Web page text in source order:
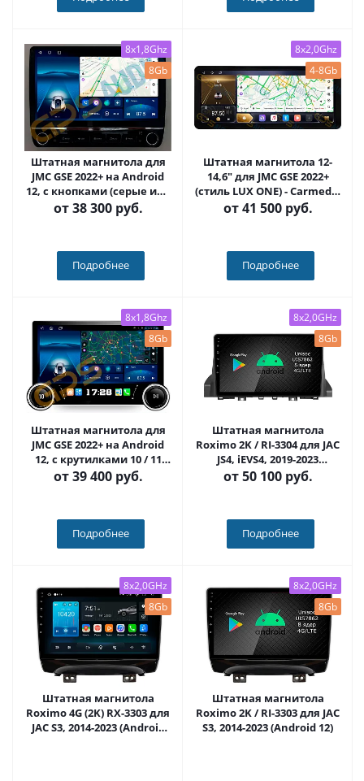
8x1,8Ghz
8Gb
Штатная магнитола для
JMC GSE 2022+ на Android
12, с кнопками (серые или
черные) QLED - Carmedia
HP-JC2022+KP-KN(BN)
от38 300 руб.
Подробнее
8x2,0Ghz
4-8Gb
Штатная магнитола 12-
14,6" для JMC GSE 2022+
(стиль LUX ONE) - Carmedia
HP-JC2022
от41 500 руб.
Подробнее
8x1,8Ghz
8Gb
Штатная магнитола для
JMC GSE 2022+ на Android
12, с крутилками 10 / 11
дюймов QLED 2K -
Carmedia HP-JC2022+KP-
от39 400 руб.
Подробнее
8x2,0GHz
8Gb
Штатная магнитола
Roximo 2K / RI-3304 для JAC
JS4, iEVS4, 2019-2023
(Android 12)
от50 100 руб.
Подробнее
8x2,0GHz
8Gb
Штатная магнитола
Roximo 4G (2K) RX-3303 для
JAC S3, 2014-2023 (Android
8x2,0GHz
8Gb
Штатная магнитола
Roximo 2K / RI-3303 для JAC
S3, 2014-2023 (Android 12)